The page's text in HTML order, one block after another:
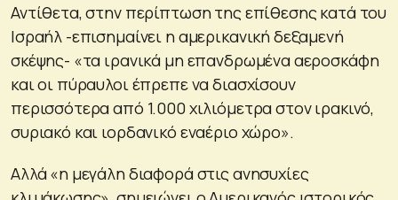
Αντίθετα, στην περίπτωση της επίθεσης κατά του
Ισραήλ -επισημαίνει η αμερικανική δεξαμενή
σκέψης- «τα ιρανικά μη επανδρωμένα αεροσκάφη
και οι πύραυλοι έπρεπε να διασχίσουν
περισσότερα από 1.000 χιλιόμετρα στον ιρακινό,
συριακό και ιορδανικό εναέριο χώρο».
Αλλά «η μεγάλη διαφορά στις ανησυχίες